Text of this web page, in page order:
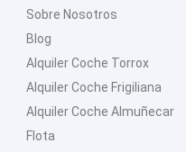
Sobre Nosotros
Blog
Alquiler Coche Torrox
Alquiler Coche Frigiliana
Alquiler Coche Almuñecar
Flota